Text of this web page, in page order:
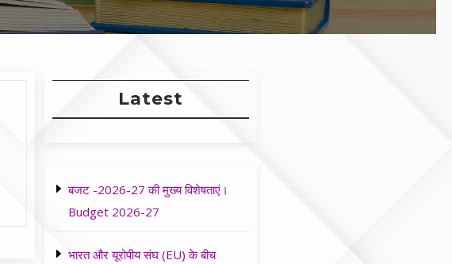
Latest
बजट -2026-27 की मुख्य विशेषताएं।
Budget 2026-27
भारत और यूरोपीय संघ (EU) के बीच